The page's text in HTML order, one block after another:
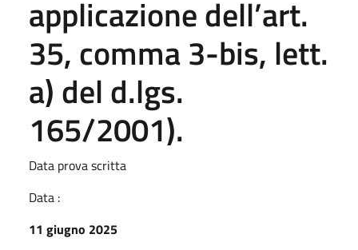
applicazione dell’art.
35, comma 3-bis, lett.
a) del d.lgs.
165/2001).
Data prova scritta
Data :
11 giugno 2025